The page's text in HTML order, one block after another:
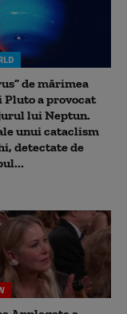
de mărimea
Pluto a provocat
lui Neptun.
unui cataclism
detectate de